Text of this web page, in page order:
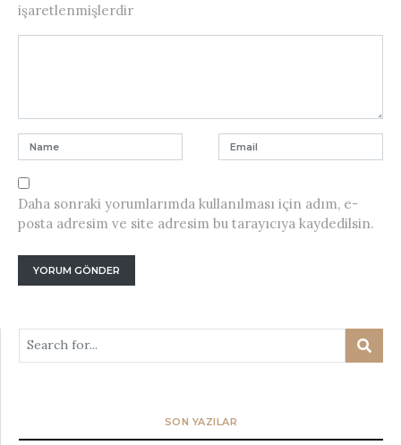
işaretlenmişlerdir
Daha sonraki yorumlarımda kullanılması için adım, e-
posta adresim ve site adresim bu tarayıcıya kaydedilsin.
SON YAZILAR